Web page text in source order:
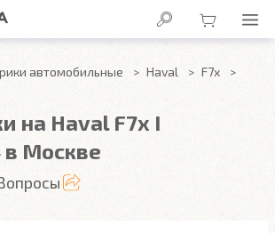
автомобильные Haval
F7x
на Haval F7x I
в Москве